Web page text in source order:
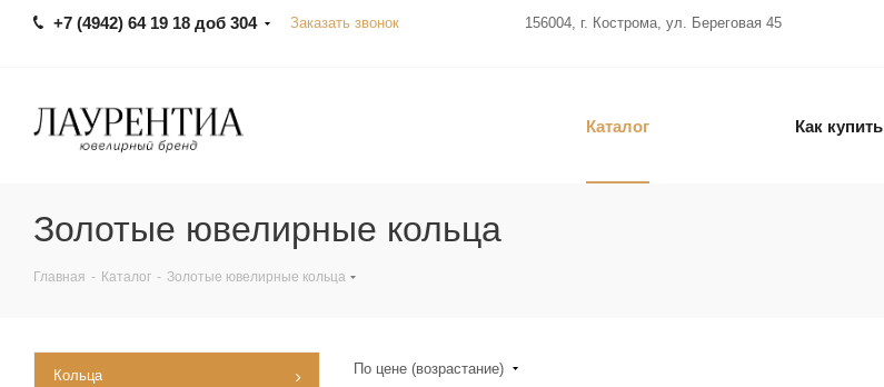
+7 (4942) 64 19 18 доб 304 Заказать звонок 156004, г. Кострома, ул. Береговая 45
Каталог Как купить
Золотые ювелирные кольца
Главная - Каталог - Золотые ювелирные кольца
По цене (возрастание)
Кольца